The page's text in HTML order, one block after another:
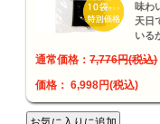
味わ
天日
いる
通常価格：7,776円(税込)
価格： 6,998円(税込)